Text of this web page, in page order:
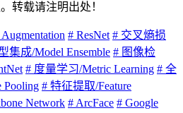
转载请注明出处！
# ResNet # 交叉熵损
集成/Model Ensemble # 图像检
# 度量学习/Metric Learning # 全
Pooling # 特征提取/Feature
Network # ArcFace # Google